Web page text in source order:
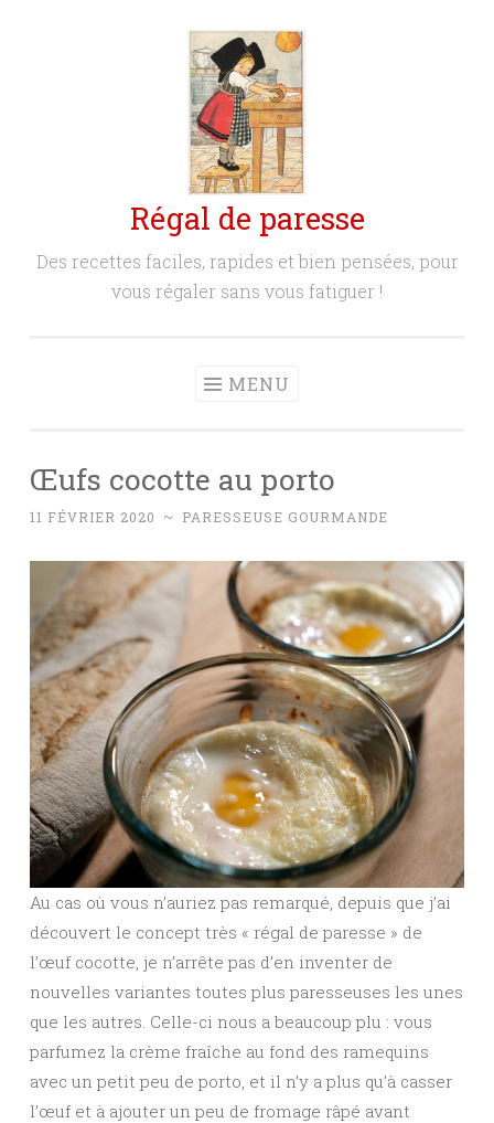
Régal de paresse
Des recettes faciles, rapides et bien pensées, pour
vous régaler sans vous fatiguer !
MENU
Œufs cocotte au porto
11 FÉVRIER 2020 ~ PARESSEUSE GOURMANDE
Au cas où vous n’auriez pas remarqué, depuis que j’ai
découvert le concept très « régal de paresse » de
l’œuf cocotte, je n’arrête pas d’en inventer de
nouvelles variantes toutes plus paresseuses les unes
que les autres. Celle-ci nous a beaucoup plu : vous
parfumez la crème fraîche au fond des ramequins
avec un petit peu de porto, et il n’y a plus qu’à casser
l’œuf et à ajouter un peu de fromage râpé avant